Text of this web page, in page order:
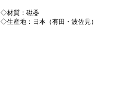
◇材質：磁器
◇生産地：日本（有田・波佐見）